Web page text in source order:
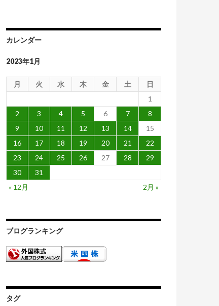
カレンダー
2023年1月
月 火 水 木 金 土
日
1
2
3 4 5 6 7
8
9
10 11 12 13 14
15
16
17 18 19 20 21
22
23
24 25 26 27 28
29
30
31
« 12月
2月 »
ブログランキング
タグ